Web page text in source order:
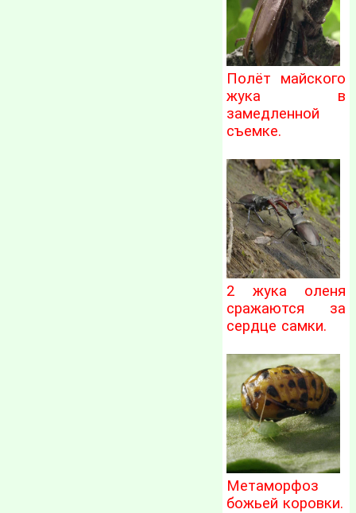
Полёт майского
жука в
замедленной
съемке.
2 жука оленя
сражаются за
сердце самки.
Метаморфоз
божьей коровки.